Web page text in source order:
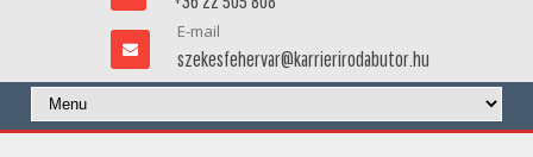
E-mail
szekesfehervar@karrierirodabutor.hu